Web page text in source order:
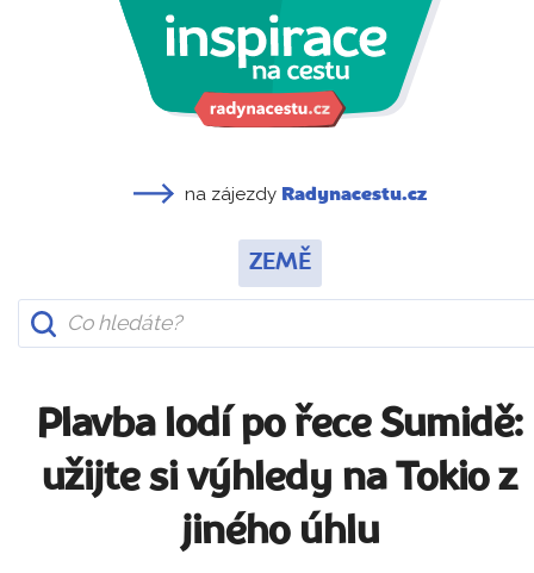
na zájezdy Radynacestu.cz
ZEMĚ
Plavba lodí po řece Sumidě:
užijte si výhledy na Tokio z
jiného úhlu